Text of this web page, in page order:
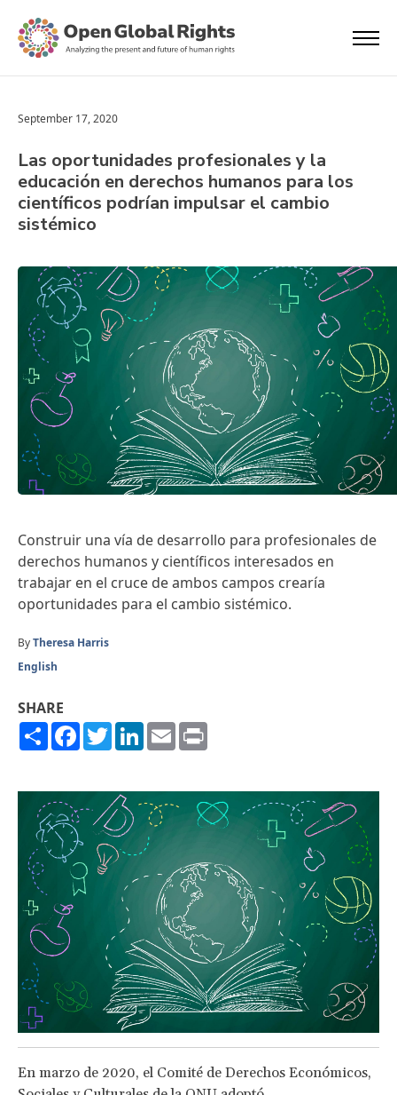
September 17, 2020
Las oportunidades profesionales y la
educación en derechos humanos para los
científicos podrían impulsar el cambio
sistémico
Construir una vía de desarrollo para profesionales de
derechos humanos y científicos interesados en
trabajar en el cruce de ambos campos crearía
oportunidades para el cambio sistémico.
ByTheresa Harris
English
SHARE
ShareFacebook
TwitterLinkedIn
Email
En marzo de 2020, el Comité de Derechos Económicos,